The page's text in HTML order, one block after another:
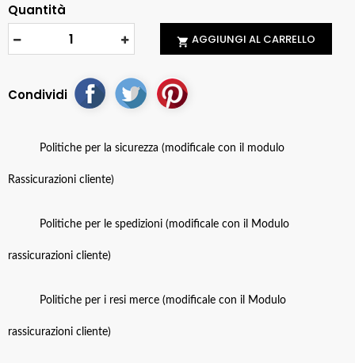
Quantità
 AGGIUNGI AL CARRELLO
Condividi
Politiche per la sicurezza (modificale con il modulo
Rassicurazioni cliente)
Politiche per le spedizioni (modificale con il Modulo
rassicurazioni cliente)
Politiche per i resi merce (modificale con il Modulo
rassicurazioni cliente)